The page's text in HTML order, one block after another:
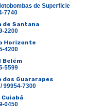
de Superficie
7740
de Santana
2200
Horizonte
4200
Belém
5599
Guararapes
99954-7300
0450